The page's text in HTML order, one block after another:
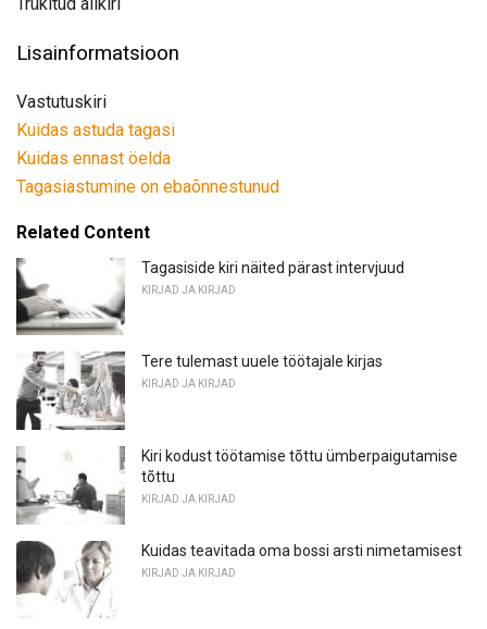
Lisainformatsioon
Vastutuskiri
Kuidas astuda tagasi
Kuidas ennast öelda
Tagasiastumine on ebaõnnestunud
Related Content
Tagasiside kiri näited pärast intervjuud
KIRJAD JA KIRJAD
Tere tulemast uuele töötajale kirjas
KIRJAD JA KIRJAD
Kiri kodust töötamise tõttu ümberpaigutamise
tõttu
KIRJAD JA KIRJAD
Kuidas teavitada oma bossi arsti nimetamisest
KIRJAD JA KIRJAD